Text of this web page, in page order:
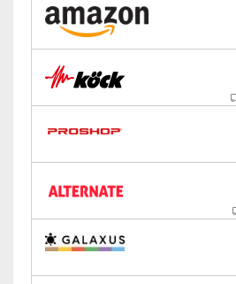
Schaumsprüher
Netzkabel
Amazon Lieferzeit